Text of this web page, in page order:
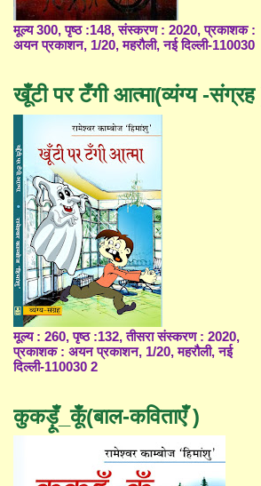
मूल्य 300, पृष्ठ :148, संस्करण : 2020, प्रकाशक :
अयन प्रकाशन, 1/20, महरौली, नई दिल्ली-110030
खूँटी पर टँगी आत्मा(व्यंग्य -संग्रह
मूल्य : 260, पृष्ठ :132, तीसरा संस्करण : 2020,
प्रकाशक : अयन प्रकाशन, 1/20, महरौली, नई
दिल्ली-110030 2
कुकड़ूँ_कूँ(बाल-कविताएँ )